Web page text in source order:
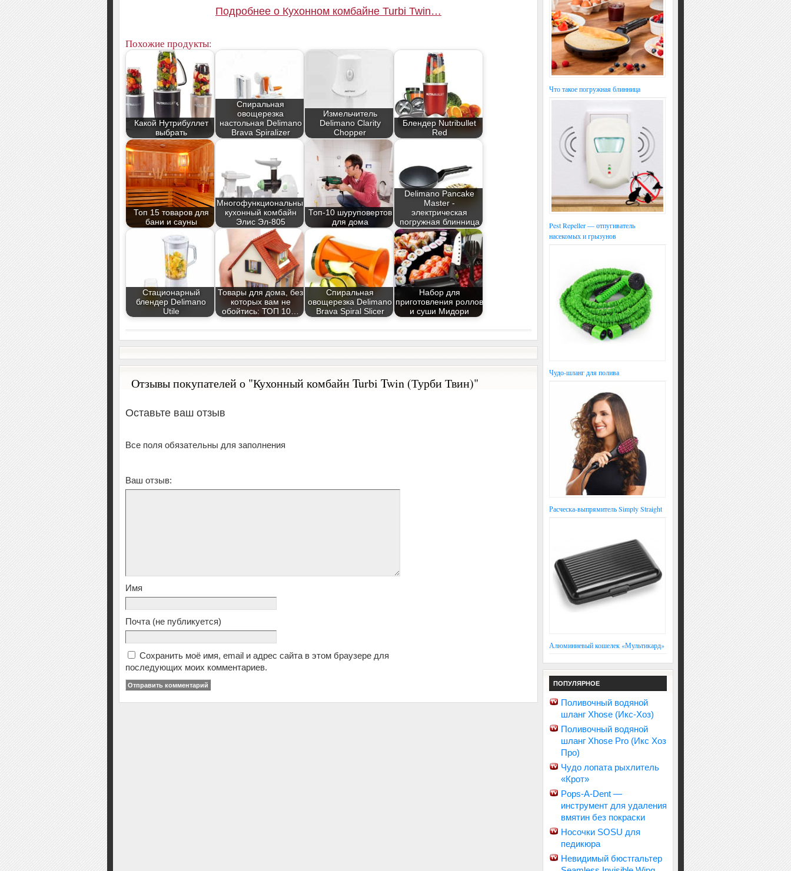
Подробнее о Кухонном комбайне Turbi Twin…
Похожие продукты:
Какой Нутрибуллет
выбрать
Спиральная
овощерезка
настольная Delimano
Brava Spiralizer
Измельчитель
Delimano Clarity
Chopper
Блендер Nutribullet
Red
Топ 15 товаров для
бани и сауны
Многофункциональный
кухонный комбайн
Элис Эл-805
Топ-10 шуруповертов
для дома
Delimano Pancake
Master -
электрическая
погружная блинница
Стационарный
блендер Delimano
Utile
Товары для дома, без
которых вам не
обойтись: ТОП 10…
Спиральная
овощерезка Delimano
Brava Spiral Slicer
Набор для
приготовления роллов
и суши Мидори
Отзывы покупателей о "Кухонный комбайн Turbi Twin (Турби Твин)"
Оставьте ваш отзыв
Все поля обязательны для заполнения
Ваш отзыв:
Имя
Почта (не публикуется)
Сохранить моё имя, email и адрес сайта в этом браузере для
последующих моих комментариев.
Что такое погружная блинница
Pest Repeller — отпугиватель
насекомых и грызунов
Чудо-шланг для полива
Расческа-выпрямитель Simply Straight
Алюминиевый кошелек «Мультикард»
ПОПУЛЯРНОЕ
Поливочный водяной
шланг Xhose (Икс-Хоз)
Поливочный водяной
шланг Xhose Pro (Икс Хоз
Про)
Чудо лопата рыхлитель
«Крот»
Pops-A-Dent —
инструмент для удаления
вмятин без покраски
Носочки SOSU для
педикюра
Невидимый бюстгальтер